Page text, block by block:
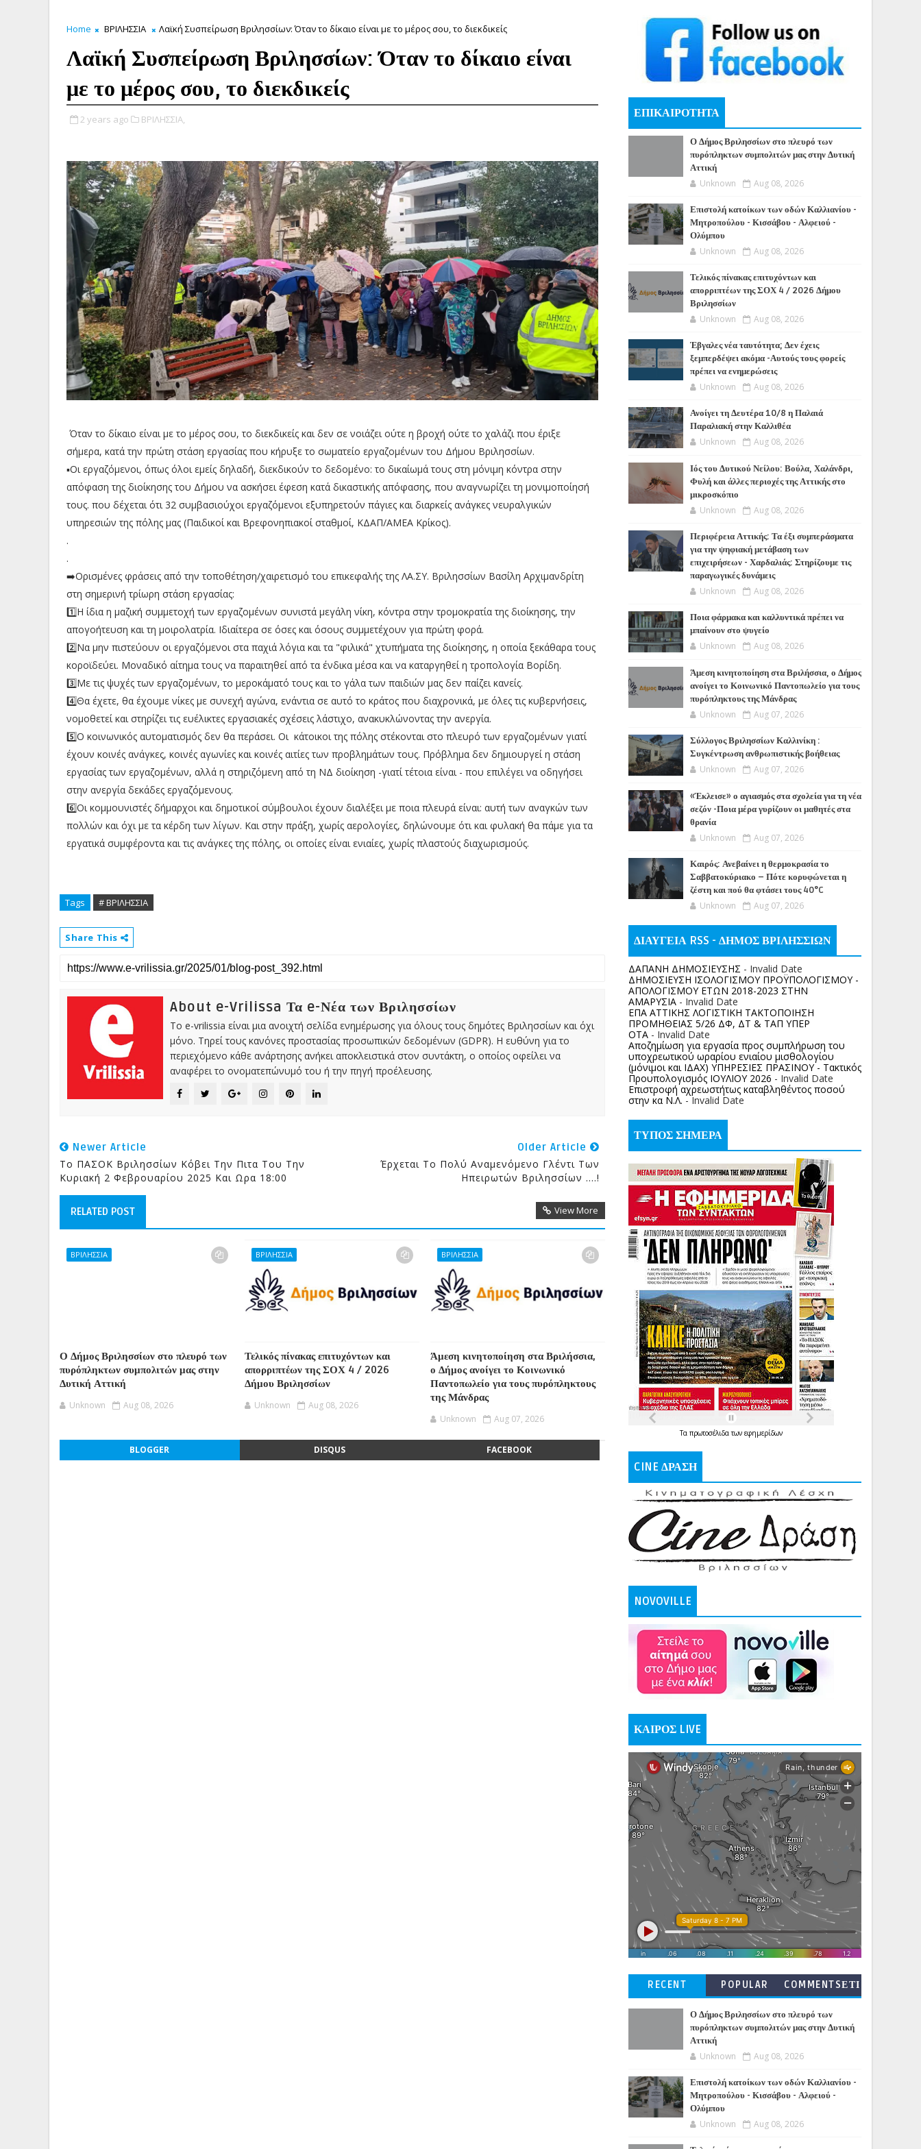
Home ΒΡΙΛΗΣΣΙΑ Λαϊκή Συσπείρωση Βριλησσίων: Όταν το δίκαιο είναι με το μέρος σου, το διεκδικείς
Λαϊκή Συσπείρωση Βριλησσίων: Όταν το δίκαιο είναι
με το μέρος σου, το διεκδικείς
2 years ago ΒΡΙΛΗΣΣΙΑ,
Όταν το δίκαιο είναι με το μέρος σου, το διεκδικείς και δεν σε νοιάζει ούτε η βροχή ούτε το χαλάζι που έριξε
σήμερα, κατά την πρώτη στάση εργασίας που κήρυξε το σωματείο εργαζομένων του Δήμου Βριλησσίων.
▪️Οι εργαζόμενοι, όπως όλοι εμείς δηλαδή, διεκδικούν το δεδομένο: το δικαίωμά τους στη μόνιμη κόντρα στην
απόφαση της διοίκησης του Δήμου να ασκήσει έφεση κατά δικαστικής απόφασης, που αναγνωρίζει τη μονιμοποίησή
τους. που δέχεται ότι 32 συμβασιούχοι εργαζόμενοι εξυπηρετούν πάγιες και διαρκείς ανάγκες νευραλγικών
υπηρεσιών της πόλης μας (Παιδικοί και Βρεφονηπιακοί σταθμοί, ΚΔΑΠ/ΑΜΕΑ Κρίκος).
.
.
➡️Ορισμένες φράσεις από την τοποθέτηση/χαιρετισμό του επικεφαλής της ΛΑ.ΣΥ. Βριλησσίων Βασίλη Αρχιμανδρίτη
στη σημερινή τρίωρη στάση εργασίας:
1️⃣Η ίδια η μαζική συμμετοχή των εργαζομένων συνιστά μεγάλη νίκη, κόντρα στην τρομοκρατία της διοίκησης, την
απογοήτευση και τη μοιρολατρία. Ιδιαίτερα σε όσες και όσους συμμετέχουν για πρώτη φορά.
2️⃣Να μην πιστεύουν οι εργαζόμενοι στα παχιά λόγια και τα "φιλικά" χτυπήματα της διοίκησης, η οποία ξεκάθαρα τους
κοροϊδεύει. Μοναδικό αίτημα τους να παραιτηθεί από τα ένδικα μέσα και να καταργηθεί η τροπολογία Βορίδη.
3️⃣Με τις ψυχές των εργαζομένων, το μεροκάματό τους και το γάλα των παιδιών μας δεν παίζει κανείς.
4️⃣Θα έχετε, θα έχουμε νίκες με συνεχή αγώνα, ενάντια σε αυτό το κράτος που διαχρονικά, με όλες τις κυβερνήσεις,
νομοθετεί και στηρίζει τις ευέλικτες εργασιακές σχέσεις λάστιχο, ανακυκλώνοντας την ανεργία.
5️⃣Ο κοινωνικός αυτοματισμός δεν θα περάσει. Οι κάτοικοι της πόλης στέκονται στο πλευρό των εργαζομένων γιατί
έχουν κοινές ανάγκες, κοινές αγωνίες και κοινές αιτίες των προβλημάτων τους. Πρόβλημα δεν δημιουργεί η στάση
εργασίας των εργαζομένων, αλλά η στηριζόμενη από τη ΝΔ διοίκηση -γιατί τέτοια είναι - που επιλέγει να οδηγήσει
στην ανεργία δεκάδες εργαζόμενους.
6️⃣Οι κομμουνιστές δήμαρχοι και δημοτικοί σύμβουλοι έχουν διαλέξει με ποια πλευρά είναι: αυτή των αναγκών των
πολλών και όχι με τα κέρδη των λίγων. Και στην πράξη, χωρίς αερολογίες, δηλώνουμε ότι και φυλακή θα πάμε για τα
εργατικά συμφέροντα και τις ανάγκες της πόλης, οι οποίες είναι ενιαίες, χωρίς πλαστούς διαχωρισμούς.
Tags # ΒΡΙΛΗΣΣΙΑ
Share This
About e-Vrilissa Τα e-Νέα των Βριλησσίων
Το e-vrilissia είναι μια ανοιχτή σελίδα ενημέρωσης για όλους τους δημότες Βριλησσίων και όχι
μόνο. Τηρεί τους κανόνες προστασίας προσωπικών δεδομένων (GDPR). Η ευθύνη για το
περιεχόμενο κάθε ανάρτησης ανήκει αποκλειστικά στον συντάκτη, ο οποίος οφείλει να
αναφέρει το ονοματεπώνυμό του ή την πηγή προέλευσης.
Newer Article
Το ΠΑΣΟΚ Βριλησσίων Κόβει Την Πιτα Του Την
Κυριακή 2 Φεβρουαρίου 2025 Και Ωρα 18:00
Older Article
Έρχεται Το Πολύ Αναμενόμενο Γλέντι Των
Ηπειρωτών Βριλησσίων ....!
RELATED POST View More
ΒΡΙΛΗΣΣΙΑ
Ο Δήμος Βριλησσίων στο πλευρό των
πυρόπληκτων συμπολιτών μας στην
Δυτική Αττική
Unknown Aug 08, 2026
ΒΡΙΛΗΣΣΙΑ
Τελικός πίνακας επιτυχόντων και
απορριπτέων της ΣΟΧ 4 / 2026
Δήμου Βριλησσίων
Unknown Aug 08, 2026
ΒΡΙΛΗΣΣΙΑ
Άμεση κινητοποίηση στα Βριλήσσια,
ο Δήμος ανοίγει το Κοινωνικό
Παντοπωλείο για τους πυρόπληκτους
της Μάνδρας
Unknown Aug 07, 2026
BLOGGER DISQUS FACEBOOK
ΕΠΙΚΑΙΡΟΤΗΤΑ
Ο Δήμος Βριλησσίων στο πλευρό των
πυρόπληκτων συμπολιτών μας στην Δυτική
Αττική
Unknown Aug 08, 2026
Επιστολή κατοίκων των οδών Καλλιανίου -
Μητροπούλου - Κισσάβου - Αλφειού -
Ολύμπου
Unknown Aug 08, 2026
Τελικός πίνακας επιτυχόντων και
απορριπτέων της ΣΟΧ 4 / 2026 Δήμου
Βριλησσίων
Unknown Aug 08, 2026
Έβγαλες νέα ταυτότητα; Δεν έχεις
ξεμπερδέψει ακόμα -Αυτούς τους φορείς
πρέπει να ενημερώσεις
Unknown Aug 08, 2026
Ανοίγει τη Δευτέρα 10/8 η Παλαιά
Παραλιακή στην Καλλιθέα
Unknown Aug 08, 2026
Ιός του Δυτικού Νείλου: Βούλα, Χαλάνδρι,
Φυλή και άλλες περιοχές της Αττικής στο
μικροσκόπιο
Unknown Aug 08, 2026
Περιφέρεια Αττικής: Τα έξι συμπεράσματα
για την ψηφιακή μετάβαση των
επιχειρήσεων - Χαρδαλιάς: Στηρίζουμε τις
παραγωγικές δυνάμεις
Unknown Aug 08, 2026
Ποια φάρμακα και καλλυντικά πρέπει να
μπαίνουν στο ψυγείο
Unknown Aug 08, 2026
Άμεση κινητοποίηση στα Βριλήσσια, ο Δήμος
ανοίγει το Κοινωνικό Παντοπωλείο για τους
πυρόπληκτους της Μάνδρας
Unknown Aug 07, 2026
Σύλλογος Βριλησσίων Καλλινίκη :
Συγκέντρωση ανθρωπιστικής βοήθειας
Unknown Aug 07, 2026
«Έκλεισε» ο αγιασμός στα σχολεία για τη νέα
σεζόν -Ποια μέρα γυρίζουν οι μαθητές στα
θρανία
Unknown Aug 07, 2026
Καιρός: Ανεβαίνει η θερμοκρασία το
Σαββατοκύριακο – Πότε κορυφώνεται η
ζέστη και πού θα φτάσει τους 40°C
Unknown Aug 07, 2026
ΔΙΑΥΓΕΙΑ RSS - ΔΗΜΟΣ ΒΡΙΛΗΣΣΙΩΝ
ΔΑΠΑΝΗ ΔΗΜΟΣΙΕΥΣΗΣ - Invalid Date
ΔΗΜΟΣΙΕΥΣΗ ΙΣΟΛΟΓΙΣΜΟΥ ΠΡΟΫΠΟΛΟΓΙΣΜΟΥ -
ΑΠΟΛΟΓΙΣΜΟΥ ΕΤΩΝ 2018-2023 ΣΤΗΝ
ΑΜΑΡΥΣΙΑ - Invalid Date
ΕΠΑ ΑΤΤΙΚΗΣ ΛΟΓΙΣΤΙΚΗ ΤΑΚΤΟΠΟΙΗΣΗ
ΠΡΟΜΗΘΕΙΑΣ 5/26 ΔΦ, ΔΤ & ΤΑΠ ΥΠΕΡ
ΟΤΑ - Invalid Date
Αποζημίωση για εργασία προς συμπλήρωση του
υποχρεωτικού ωραρίου ενιαίου μισθολογίου
(μόνιμοι και ΙΔΑΧ) ΥΠΗΡΕΣΙΕΣ ΠΡΑΣΙΝΟΥ - Τακτικός
Προυπολογισμός ΙΟΥΛΙΟΥ 2026 - Invalid Date
Επιστροφή αχρεωστήτως καταβληθέντος ποσoύ
στην κα Ν.Λ. - Invalid Date
ΤΥΠΟΣ ΣΗΜΕΡΑ
Τα πρωτοσέλιδατων εφημερίδων
CINE ΔΡΑΣΗ
NOVOVILLE
ΚΑΙΡΟΣ LIVE
RECENT POPULAR
COMMENTSΕΤΙ
Ο Δήμος Βριλησσίων στο πλευρό των
πυρόπληκτων συμπολιτών μας στην Δυτική
Αττική
Unknown Aug 08, 2026
Επιστολή κατοίκων των οδών Καλλιανίου -
Μητροπούλου - Κισσάβου - Αλφειού -
Ολύμπου
Unknown Aug 08, 2026